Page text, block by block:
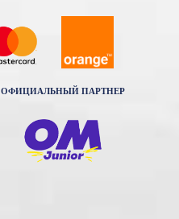
ОФИЦИАЛЬНЫЙ ПАРТНЕР